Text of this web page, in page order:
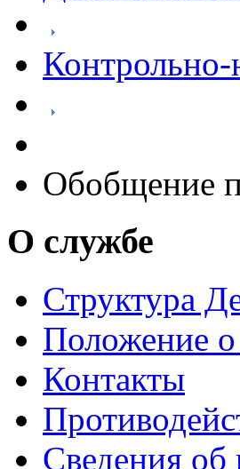
Контрольно-
Обобщение
О службе
Структура
Положение
Контакты
Сведения об